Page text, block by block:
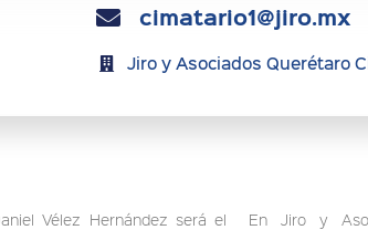
cimatario1@jiro.mx
Jiro y Asociados Querétaro
Vélez Hernández será el
En Jiro y